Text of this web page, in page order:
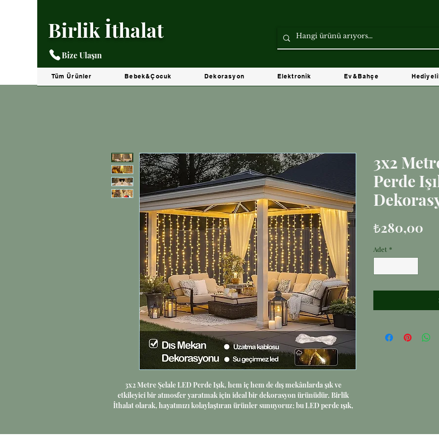
Birlik İthalat
Bize Ulaşın
Tüm Ürünler Bebek&Çocuk Dekorasyon Elektronik Ev&Bahçe
3x2 Metre Şelale LED Perde Işık, hem iç hem de dış mekânlarda şık ve
etkileyici bir atmosfer yaratmak için ideal bir dekorasyon ürünüdür. Birlik
İthalat olarak, hayatınızı kolaylaştıran ürünler sunuyoruz; bu LED perde ışık,
aydınlatabilir ve modern bir görünüm kazandırabilirsiniz. Estetik ve
3x2
Perde
₺280,00
Adet *